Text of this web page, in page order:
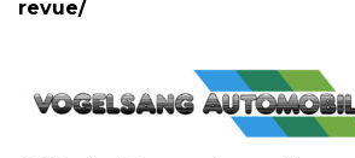
revue/